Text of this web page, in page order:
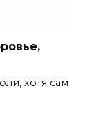
хотя сам